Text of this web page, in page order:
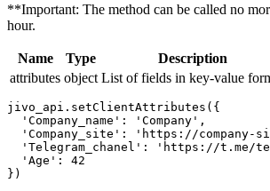
**Important: The method can be called no
hour.
Name Type
Description
attributes object List of fields in key-value
jivo_api.setClientAttributes({
  'Company_name': 'Company',
'Company_site': 'https://company-
'Telegram_chanel': 'https://t.me/
  'Age': 42